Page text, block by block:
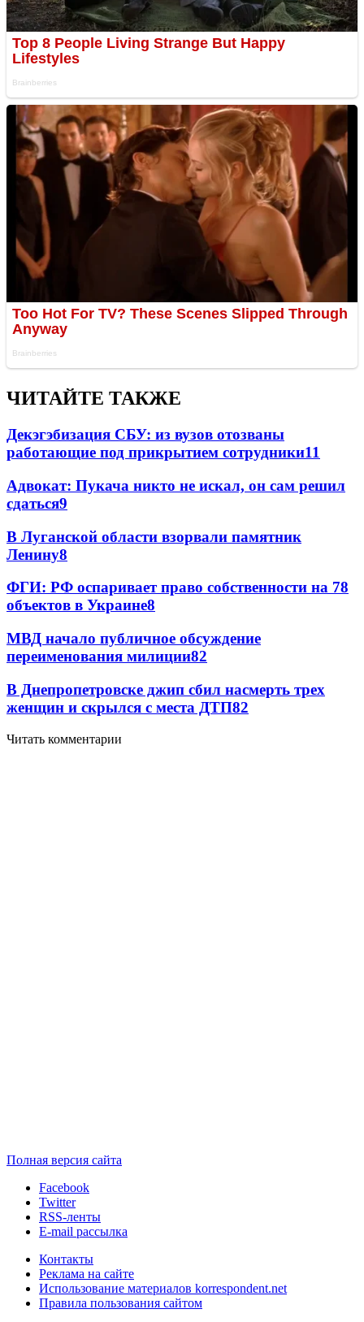
ЧИТАЙТЕ ТАКЖЕ
Декэгэбизация СБУ: из вузов отозваны
работающие под прикрытием сотрудники11
Адвокат: Пукача никто не искал, он сам решил
сдаться9
В Луганской области взорвали памятник
Ленину8
ФГИ: РФ оспаривает право собственности на 78
объектов в Украине8
МВД начало публичное обсуждение
переименования милиции82
В Днепропетровске джип сбил насмерть трех
женщин и скрылся с места ДТП82
Читать комментарии
Полная версия сайта
Facebook
Twitter
RSS-ленты
E-mail рассылка
Контакты
Реклама на сайте
Использование материалов korrespondent.net
Правила пользования сайтом